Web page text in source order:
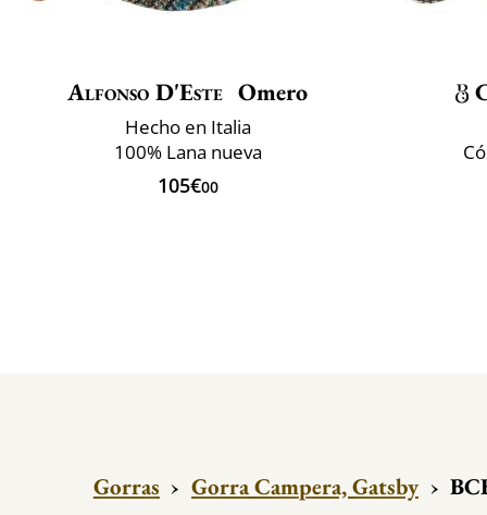
Alfonso D'Este Omero
Hecho en Italia
100% Lana nueva
105€00
Gorras › Gorra Campera, Gatsby ›